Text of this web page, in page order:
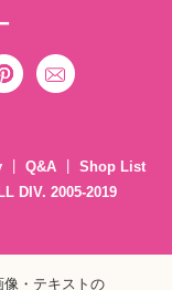
Q&A
Shop List
DIV. 2005-2019
像・テキストの